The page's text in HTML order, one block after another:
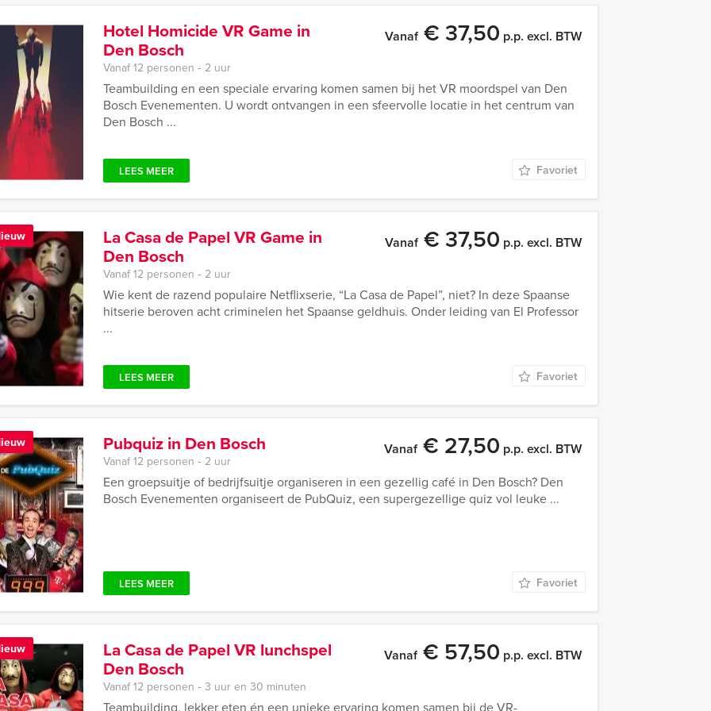
Hotel Homicide VR Game in
Den Bosch
Vanaf€ 37,50 p.p. excl. BTW
Vanaf 12 personen ‐ 2 uur
Teambuilding en een speciale ervaring komen samen bij het VR moordspel van Den
Bosch Evenementen. U wordt ontvangen in een sfeervolle locatie in het centrum van
Den Bosch ...
LEES MEER Favoriet
La Casa de Papel VR Game in
Den Bosch
Vanaf€ 37,50 p.p. excl. BTW
Vanaf 12 personen ‐ 2 uur
Wie kent de razend populaire Netflixserie, “La Casa de Papel”, niet? In deze Spaanse
hitserie beroven acht criminelen het Spaanse geldhuis. Onder leiding van El Professor
...
LEES MEER Favoriet
Pubquiz in Den Bosch Vanaf€ 27,50 p.p. excl. BTW
Vanaf 12 personen ‐ 2 uur
Een groepsuitje of bedrijfsuitje organiseren in een gezellig café in Den Bosch? Den
Bosch Evenementen organiseert de PubQuiz, een supergezellige quiz vol leuke ...
LEES MEER Favoriet
La Casa de Papel VR lunchspel
Den Bosch
Vanaf€ 57,50 p.p. excl. BTW
Vanaf 12 personen ‐ 3 uur en 30 minuten